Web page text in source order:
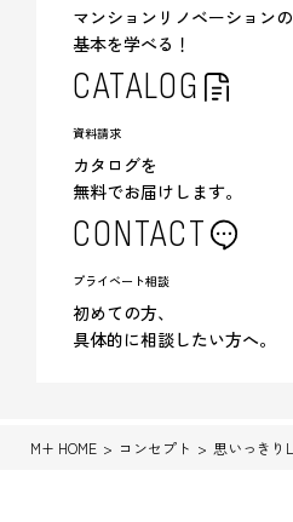
マンションリノベーションの
基本を学べる！
CATALOG
資料請求
カタログを
無料でお届けします。
CONTACT
プライベート相談
初めての方、
具体的に相談したい方へ。
M+ HOME コンセプト 思いっきり